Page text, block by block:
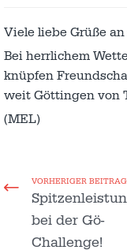
Viele liebe Grüße
Bei herrlichem
knüpfen
weit Göttingen von
(MEL)
VORHERIGER BEITRAG
bei der Gö-
Challenge!